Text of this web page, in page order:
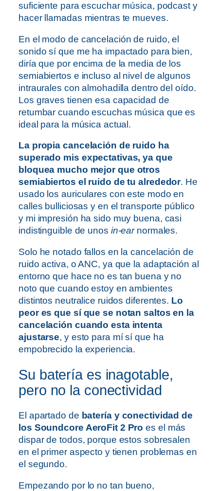
suficiente para escuchar música, podcast y
hacer llamadas mientras te mueves.
En el modo de cancelación de ruido, el
sonido sí que me ha impactado para bien,
diría que por encima de la media de los
semiabiertos e incluso al nivel de algunos
intraurales con almohadilla dentro del oído.
Los graves tienen esa capacidad de
retumbar cuando escuchas música que es
ideal para la música actual.
La propia cancelación de ruido ha
superado mis expectativas, ya que
bloquea mucho mejor que otros
semiabiertos el ruido de tu alrededor. He
usado los auriculares con este modo en
calles bulliciosas y en el transporte público
y mi impresión ha sido muy buena, casi
indistinguible de unos in-earnormales.
Solo he notado fallos en la cancelación de
ruido activa, o ANC, ya que la adaptación al
entorno que hace no es tan buena y no
noto que cuando estoy en ambientes
distintos neutralice ruidos diferentes. Lo
peor es que sí que se notan saltos en la
cancelación cuando esta intenta
ajustarse, y esto para mí sí que ha
empobrecido la experiencia.
Su batería es inagotable,
pero no la conectividad
El apartado de batería y conectividad de
los Soundcore AeroFit 2 Pro es el más
dispar de todos, porque estos sobresalen
en el primer aspecto y tienen problemas en
el segundo.
Empezando por lo no tan bueno,